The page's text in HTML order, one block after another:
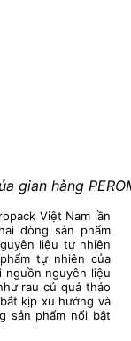
gian hàng
Việt Nam lần
dòng sản phẩm
liệu tự nhiên
tự nhiên của
nguồn nguyên liệu
rau củ quả thảo
kịp xu hướng và
sản phẩm nổi bật